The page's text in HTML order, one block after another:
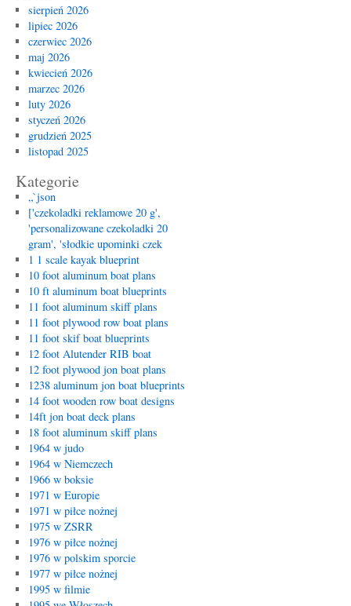
sierpień 2026
lipiec 2026
czerwiec 2026
maj 2026
kwiecień 2026
marzec 2026
luty 2026
styczeń 2026
grudzień 2025
listopad 2025
Kategorie
„`json
['czekoladki reklamowe 20 g',
'personalizowane czekoladki 20
gram', 'słodkie upominki czek
1 1 scale kayak blueprint
10 foot aluminum boat plans
10 ft aluminum boat blueprints
11 foot aluminum skiff plans
11 foot plywood row boat plans
11 foot skif boat blueprints
12 foot Alutender RIB boat
12 foot plywood jon boat plans
1238 aluminum jon boat blueprints
14 foot wooden row boat designs
14ft jon boat deck plans
18 foot aluminum skiff plans
1964 w judo
1964 w Niemczech
1966 w boksie
1971 w Europie
1971 w piłce nożnej
1975 w ZSRR
1976 w piłce nożnej
1976 w polskim sporcie
1977 w piłce nożnej
1995 w filmie